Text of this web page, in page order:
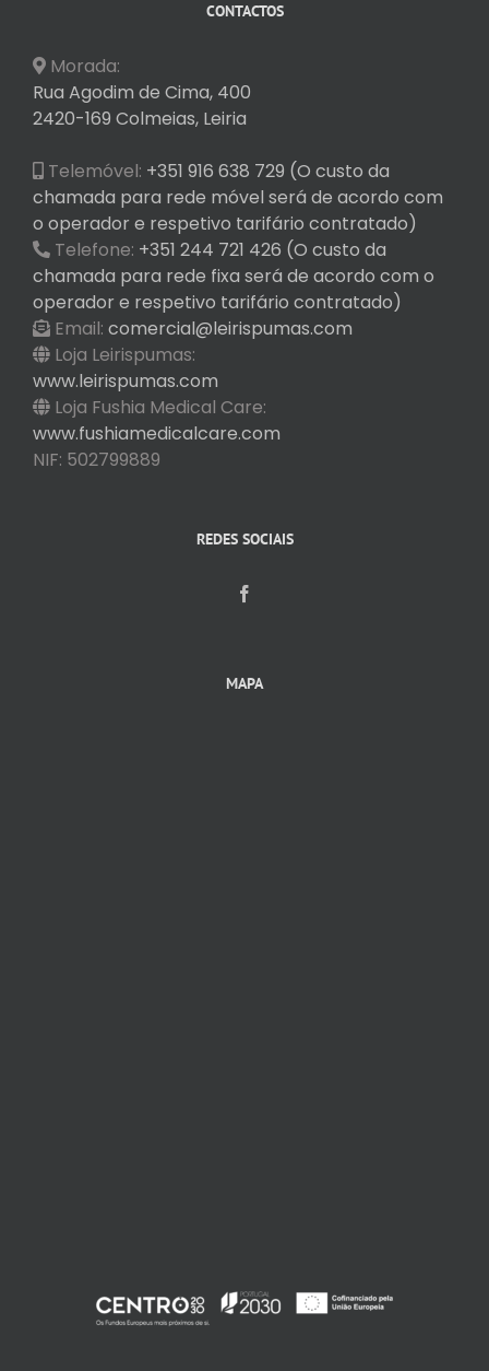
CONTACTOS
Morada:
Rua Agodim de Cima, 400
2420-169 Colmeias, Leiria
Telemóvel: +351 916 638 729 (O custo da
chamada para rede móvel será de acordo com
o operador e respetivo tarifário contratado)
Telefone: +351 244 721 426 (O custo da
chamada para rede fixa será de acordo com o
operador e respetivo tarifário contratado)
Email: comercial@leirispumas.com
Loja Leirispumas:
www.leirispumas.com
Loja Fushia Medical Care:
www.fushiamedicalcare.com
NIF: 502799889
REDES SOCIAIS
MAPA